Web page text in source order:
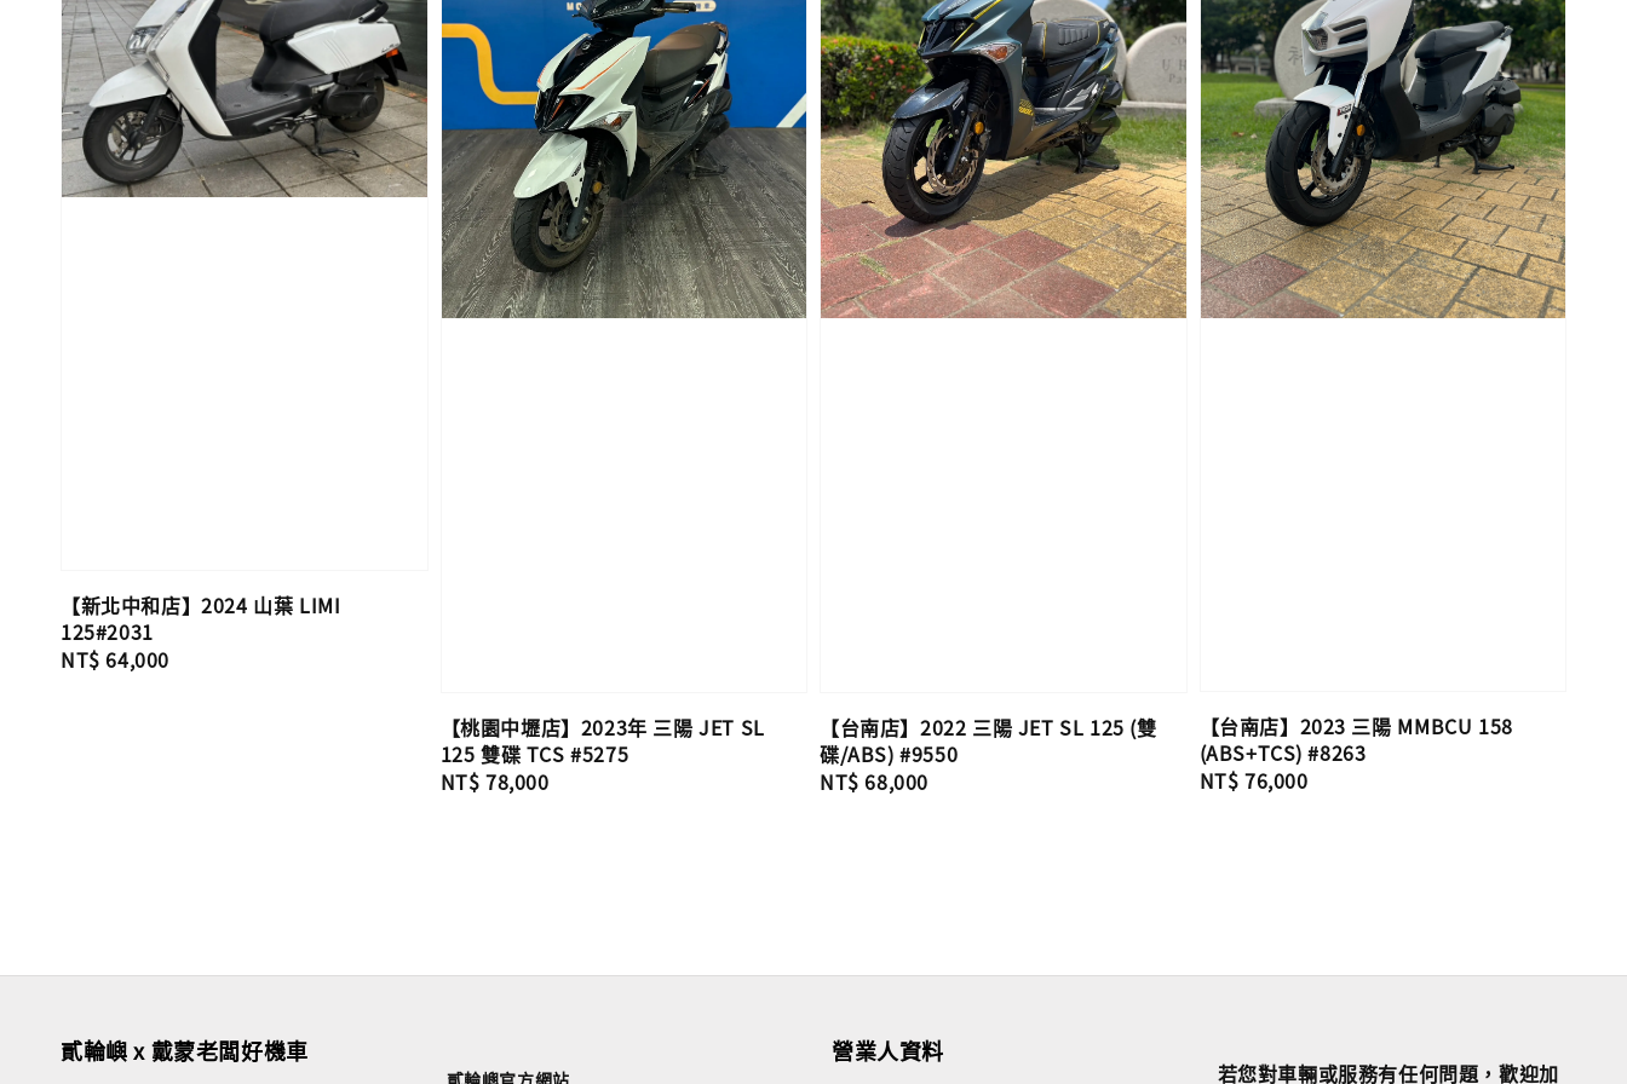
【新北中和店】2024 山葉 LIMI
125#2031
Regular
NT$ 64,000
【桃園中壢店】2023年 三陽 JET SL
125 雙碟 TCS #5275
Regular
NT$ 78,000
【台南店】2022 三陽 JET SL 125 (雙
碟/ABS) #9550
Regular
NT$ 68,000
【台南店】2023 三陽 MMBCU 158
(ABS+TCS) #8263
Regular
NT$ 76,000
貳輪嶼 x 戴蒙老闆好機車
貳輪嶼官方網站
營業人資料
若您對車輛或服務有任何問題，歡迎加